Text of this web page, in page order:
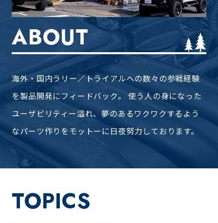
ABOUT
海外・国内ラリー／トライアルへの数々の参戦経験
を製品開発にフィードバック。 使う人の身になった
ユーザビリティー溢れ、 夢のあるワクワクするよう
なパーツ作りをモットーに日夜努力しております。
TOPICS